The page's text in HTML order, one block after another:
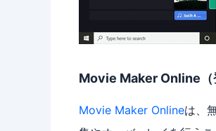
Movie Maker Online（
Movie Maker Onlineは、